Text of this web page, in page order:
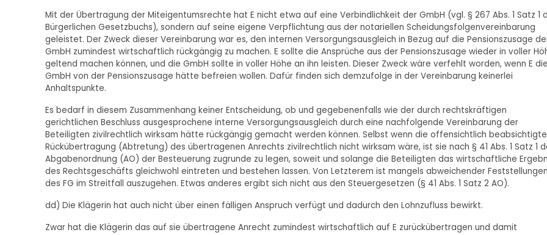
Mit der Übertragung der Miteigentumsrechte hat E nicht etwa auf eine Verbindlichkeit der GmbH (vgl. § 267 Abs. 1 Satz 1
Bürgerlichen Gesetzbuchs), sondern auf seine eigene Verpflichtung aus der notariellen Scheidungsfolgenvereinbarung
geleistet. Der Zweck dieser Vereinbarung war es, den internen Versorgungsausgleich in Bezug auf die Pensionszusage
GmbH zumindest wirtschaftlich rückgängig zu machen. E sollte die Ansprüche aus der Pensionszusage wieder in voller
geltend machen können, und die GmbH sollte in voller Höhe an ihn leisten. Dieser Zweck wäre verfehlt worden, wenn E die
GmbH von der Pensionszusage hätte befreien wollen. Dafür finden sich demzufolge in der Vereinbarung keinerlei
Anhaltspunkte.
Es bedarf in diesem Zusammenhang keiner Entscheidung, ob und gegebenenfalls wie der durch rechtskräftigen
gerichtlichen Beschluss ausgesprochene interne Versorgungsausgleich durch eine nachfolgende Vereinbarung der
Beteiligten zivilrechtlich wirksam hätte rückgängig gemacht werden können. Selbst wenn die offensichtlich beabsichtigte
Rückübertragung (Abtretung) des übertragenen Anrechts zivilrechtlich nicht wirksam wäre, ist sie nach § 41 Abs. 1 Satz 1
Abgabenordnung (AO) der Besteuerung zugrunde zu legen, soweit und solange die Beteiligten das wirtschaftliche
des Rechtsgeschäfts gleichwohl eintreten und bestehen lassen. Von Letzterem ist mangels abweichender Feststellungen
des FG im Streitfall auszugehen. Etwas anderes ergibt sich nicht aus den Steuergesetzen (§ 41 Abs. 1 Satz 2 AO).
dd) Die Klägerin hat auch nicht über einen fälligen Anspruch verfügt und dadurch den Lohnzufluss bewirkt.
Zwar hat die Klägerin das auf sie übertragene Anrecht zumindest wirtschaftlich auf E zurückübertragen und damit